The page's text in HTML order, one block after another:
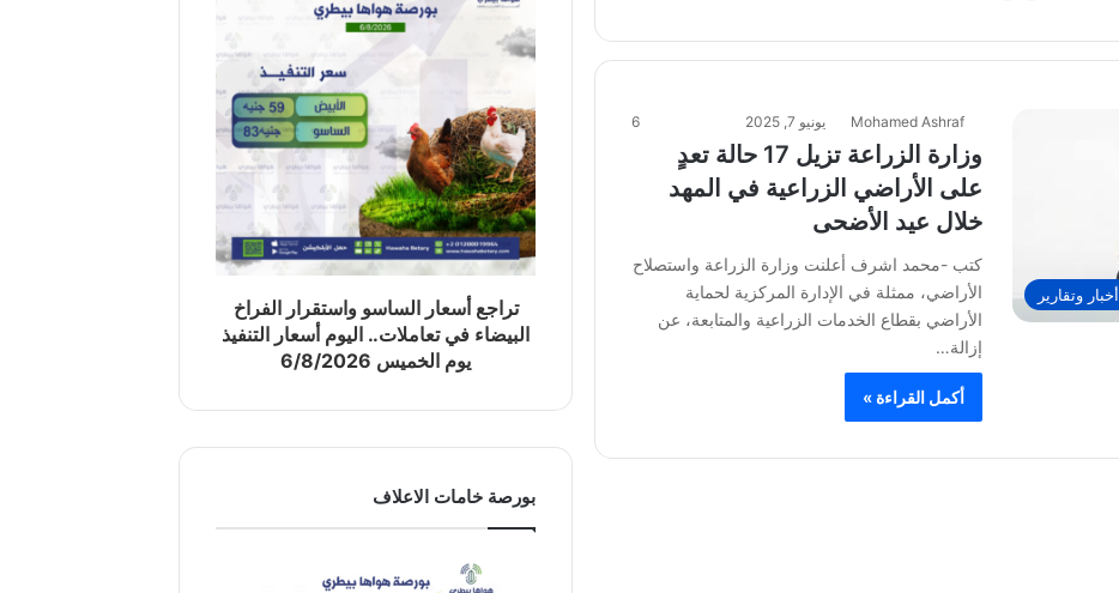
أخبار وتقارير
Mohamed Ashraf يونيو 7, 2025 6
وزارة الزراعة تزيل 17 حالة تعدٍ
على الأراضي الزراعية في المهد
خلال عيد الأضحى
كتب -محمد اشرف أعلنت وزارة الزراعة واستصلاح
الأراضي، ممثلة في الإدارة المركزية لحماية
الأراضي بقطاع الخدمات الزراعية والمتابعة، عن
إزالة…
أكمل القراءة »
تراجع أسعار الساسو واستقرار الفراخ
البيضاء في تعاملات.. اليوم أسعار التنفيذ
يوم الخميس 6/8/2026
بورصة خامات الاعلاف